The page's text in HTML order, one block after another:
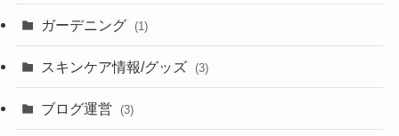
ガーデニング (1)
スキンケア情報/グッズ (3)
ブログ運営 (3)